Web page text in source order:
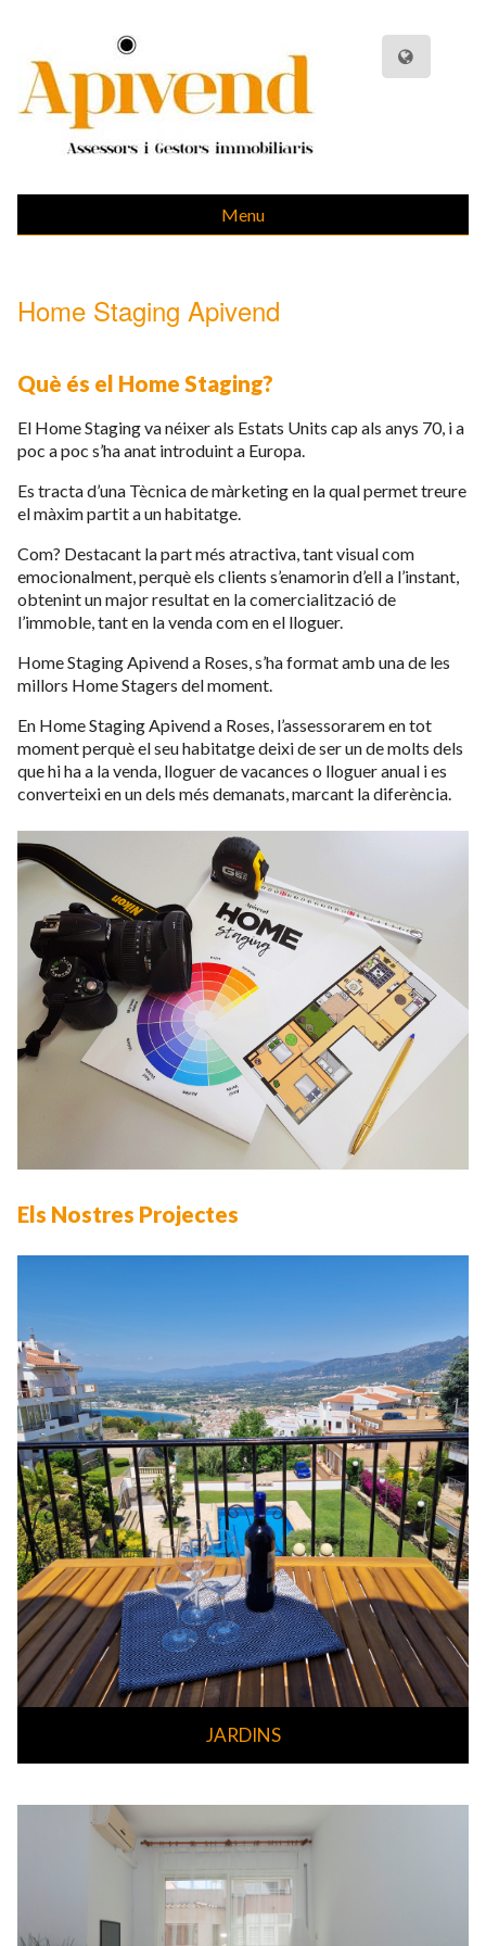
Menu
Home Staging Apivend
Què és el Home Staging?
El Home Staging va néixer als Estats Units cap als anys 70, i a
poc a poc s’ha anat introduint a Europa.
Es tracta d’una Tècnica de màrketing en la qual permet treure
el màxim partit a un habitatge.
Com? Destacant la part més atractiva, tant visual com
emocionalment, perquè els clients s’enamorin d’ell a l’instant,
obtenint un major resultat en la comercialització de
l’immoble, tant en la venda com en el lloguer.
Home Staging Apivend a Roses, s’ha format amb una de les
millors Home Stagers del moment.
En Home Staging Apivend a Roses, l’assessorarem en tot
moment perquè el seu habitatge deixi de ser un de molts dels
que hi ha a la venda, lloguer de vacances o lloguer anual i es
converteixi en un dels més demanats, marcant la diferència.
Els Nostres Projectes
JARDINS